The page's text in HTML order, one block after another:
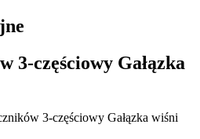
3-częściowy Gałązka
3-częściowy Gałązka wiśni